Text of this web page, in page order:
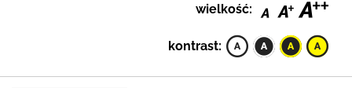
wielkość:
kontrast: